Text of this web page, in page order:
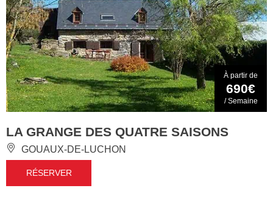
À partir de
690€
/ Semaine
LA GRANGE DES QUATRE SAISONS
GOUAUX-DE-LUCHON
RÉSERVER